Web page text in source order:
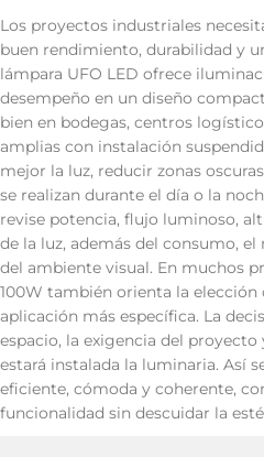
Los proyectos industriales
buen rendimiento, durabilidad y
lámpara UFO LED ofrece
desempeño en un diseño
bien en bodegas, centros
amplias con instalación
mejor la luz, reducir zonas
se realizan durante el día o la
revise potencia, flujo luminoso,
de la luz, además del consumo,
del ambiente visual. En muchos
100W también orienta la elección
aplicación más específica. La
espacio, la exigencia del
estará instalada la luminaria. Así
eficiente, cómoda y coherente,
funcionalidad sin descuidar la